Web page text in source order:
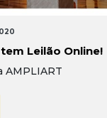
Leilão Online!
AMPLIART